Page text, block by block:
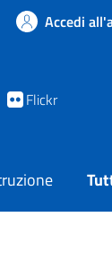
Accedi
Flickr